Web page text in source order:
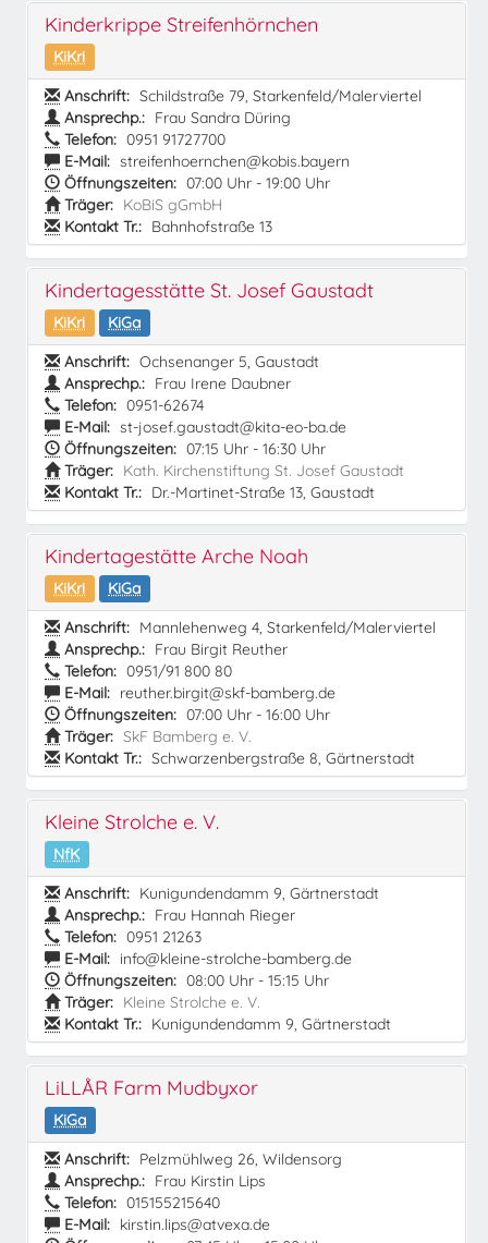
Kinderkrippe Streifenhörnchen
KiKri
Anschrift: Schildstraße 79, Starkenfeld/Malerviertel
Ansprechp.: Frau Sandra Düring
Telefon: 0951 91727700
E-Mail: streifenhoernchen@kobis.bayern
Öffnungszeiten: 07:00 Uhr - 19:00 Uhr
Träger: KoBiS gGmbH
Kontakt Tr.: Bahnhofstraße 13
Kindertagesstätte St. Josef Gaustadt
KiKri
KiGa
Anschrift: Ochsenanger 5, Gaustadt
Ansprechp.: Frau Irene Daubner
Telefon: 0951-62674
E-Mail: st-josef.gaustadt@kita-eo-ba.de
Öffnungszeiten: 07:15 Uhr - 16:30 Uhr
Träger: Kath. Kirchenstiftung St. Josef Gaustadt
Kontakt Tr.: Dr.-Martinet-Straße 13, Gaustadt
Kindertagestätte Arche Noah
KiKri
KiGa
Anschrift: Mannlehenweg 4, Starkenfeld/Malerviertel
Ansprechp.: Frau Birgit Reuther
Telefon: 0951/91 800 80
E-Mail: reuther.birgit@skf-bamberg.de
Öffnungszeiten: 07:00 Uhr - 16:00 Uhr
Träger: SkF Bamberg e. V.
Kontakt Tr.: Schwarzenbergstraße 8, Gärtnerstadt
Kleine Strolche e. V.
NfK
Anschrift: Kunigundendamm 9, Gärtnerstadt
Ansprechp.: Frau Hannah Rieger
Telefon: 0951 21263
E-Mail: info@kleine-strolche-bamberg.de
Öffnungszeiten: 08:00 Uhr - 15:15 Uhr
Träger: Kleine Strolche e. V.
Kontakt Tr.: Kunigundendamm 9, Gärtnerstadt
LiLLÅR Farm Mudbyxor
KiGa
Anschrift: Pelzmühlweg 26, Wildensorg
Ansprechp.: Frau Kirstin Lips
Telefon: 015155215640
E-Mail: kirstin.lips@atvexa.de